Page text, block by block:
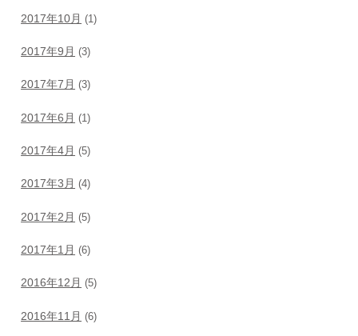
2017年10月 (1)
2017年9月 (3)
2017年7月 (3)
2017年6月 (1)
2017年4月 (5)
2017年3月 (4)
2017年2月 (5)
2017年1月 (6)
2016年12月 (5)
2016年11月 (6)